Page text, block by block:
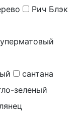
Рич Блэк
сантана
зеленый